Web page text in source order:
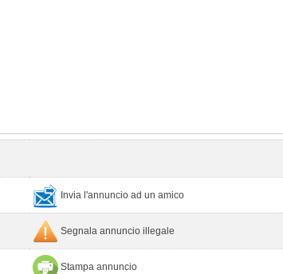
Invia l'annuncio ad un amico
Segnala annuncio illegale
Stampa annuncio